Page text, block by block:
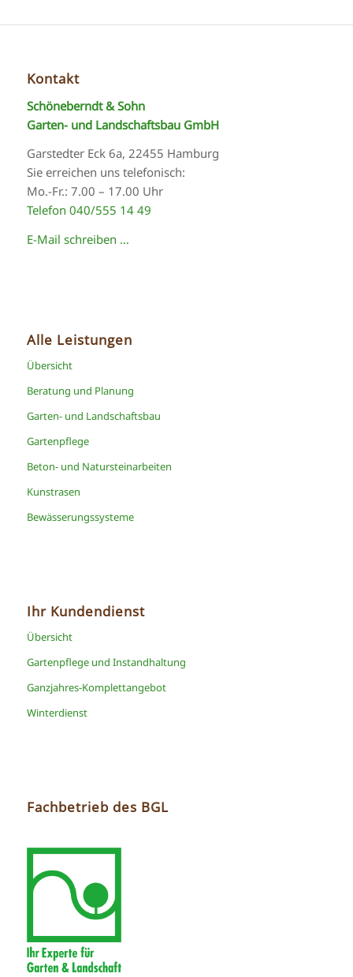
Kontakt
Schöneberndt & Sohn
Garten- und Landschaftsbau GmbH
Garstedter Eck 6a, 22455 Hamburg
Sie erreichen uns telefonisch:
Mo.-Fr.: 7.00 – 17.00 Uhr
Telefon 040/555 14 49
E-Mail schreiben …
Alle Leistungen
Übersicht
Beratung und Planung
Garten- und Landschaftsbau
Gartenpflege
Beton- und Natursteinarbeiten
Kunstrasen
Bewässerungssysteme
Ihr Kundendienst
Übersicht
Gartenpflege und Instandhaltung
Ganzjahres-Komplettangebot
Winterdienst
Fachbetrieb des BGL